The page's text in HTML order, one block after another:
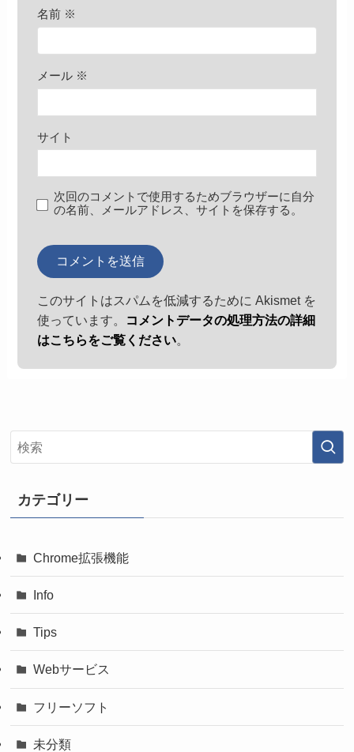
名前 ※
メール ※
サイト
次回のコメントで使用するためブラウザーに自分
の名前、メールアドレス、サイトを保存する。
このサイトはスパムを低減するために Akismet を
使っています。
コメントデータの処理方法の詳細
はこちらをご覧ください。
カテゴリー
Chrome拡張機能
Info
Tips
Webサービス
フリーソフト
未分類